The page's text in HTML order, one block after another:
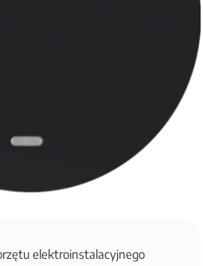
elektroinstalacyjnego